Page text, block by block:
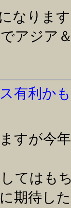
なりま
アジア
有利かも
すが今
てはも
期待し